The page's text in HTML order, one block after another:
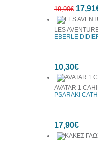
19,90€
LES
EBERLE
10,30€
AVATAR 1
PSARAKI
17,90€